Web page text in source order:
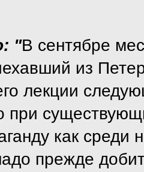
"В сентябре
из
лекции
при
как
прежде